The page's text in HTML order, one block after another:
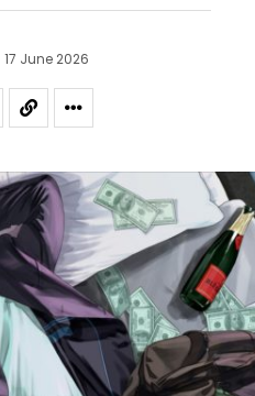
17 June 2026